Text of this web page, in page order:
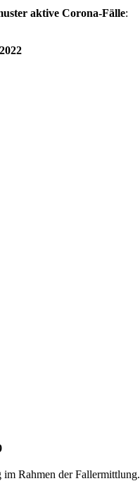
aktive Corona-Fälle:
Rahmen der Fallermittlung.